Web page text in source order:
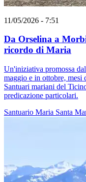
11/05/2026 - 7:51
Da Orselina a
ricordo di Maria
Un'iniziativa promossa
maggio e in ottobre,
Santuari mariani del
predicazione particolari.
Santuario Maria Santa